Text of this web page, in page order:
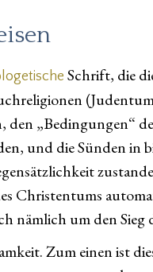
Schrift, die
„Bedingungen“
und die Sünden in
Christentums
nämlich um den Sieg
Zum einen ist